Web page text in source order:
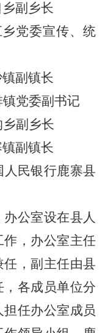
副乡长
乡党委宣传、统
副镇长
镇党委副书记
副乡长
副镇长
人民银行鹿寨县
公室设在县人
作，办公室主任
任 ，副主任由县
，各成员单位分
担任办公室成员